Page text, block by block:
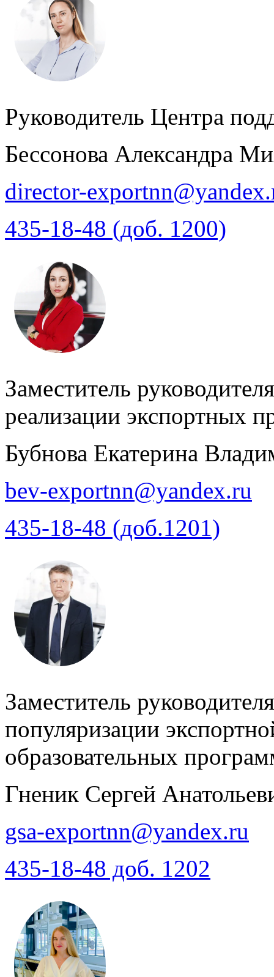
Руководитель Центра
Бессонова Александра
director-
435-18-48 (доб. 1200)
Заместитель
реализации экспортных
Бубнова Екатерина
bev-exportnn@yandex.ru
435-18-48 (доб.1201)
Заместитель
популяризации
образовательных
Гненик Сергей
gsa-exportnn@yandex.ru
435-18-48 доб. 1202